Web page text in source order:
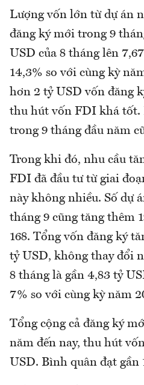
Lượng vốn lớn từ dự án
đăng ký mới trong 9
USD của 8 tháng lên
14,3% so với cùng kỳ
hơn 2 tỷ USD vốn đăng
thu hút vốn FDI khá tốt.
trong 9 tháng đầu năm
Trong khi đó, nhu cầu
FDI đã đầu tư từ giai
này không nhiều. Số dự
tháng 9 cũng tăng thêm
168. Tổng vốn đăng ký
tỷ USD, không thay đổi
8 tháng là gần 4,83 tỷ
7% so với cùng kỳ năm
Tổng cộng cả đăng ký
năm đến nay, thu hút
USD. Bình quân đạt gần